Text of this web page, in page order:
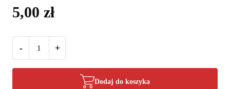
5,00 zł
- +
Dodaj do koszyka